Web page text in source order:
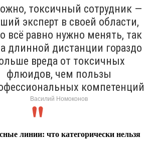
токсичный сотрудник —
эксперт в своей области,
всё равно нужно менять, так
длинной дистанции гораздо
вреда от токсичных
флюидов, чем пользы
компетенций
Василий Номоконов
линии: что категорически нельзя